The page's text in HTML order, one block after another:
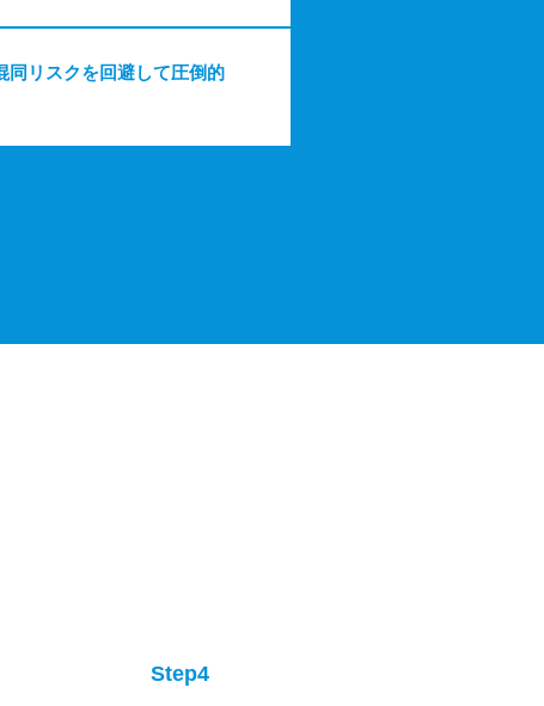
同リスクを回避して圧倒的
Step4